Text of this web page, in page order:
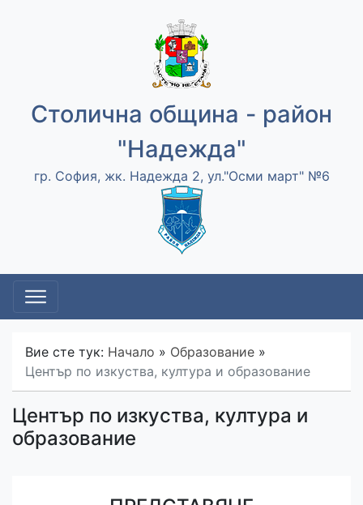
Столична община - район
"Надежда"
гр. София, жк. Надежда 2, ул."Осми март" №6
Вие сте тук: Начало » Образование »
Център по изкуства, култура и образование
Център по изкуства, култура и
образование